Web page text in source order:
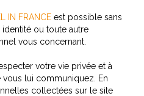
IN FRANCE est possible sans
ou toute autre
vous concernant.
votre vie privée et à
lui communiquez. En
collectées sur le site